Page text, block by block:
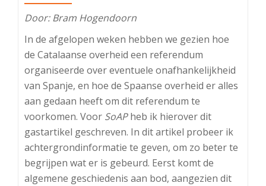
Door: Bram Hogendoorn
In de afgelopen weken hebben we gezien hoe
de Catalaanse overheid een referendum
organiseerde over eventuele onafhankelijkheid
van Spanje, en hoe de Spaanse overheid er alles
aan gedaan heeft om dit referendum te
voorkomen. Voor SoAPheb ik hierover dit
gastartikel geschreven. In dit artikel probeer ik
achtergrondinformatie te geven, om zo beter te
begrijpen wat er is gebeurd. Eerst komt de
algemene geschiedenis aan bod, aangezien dit